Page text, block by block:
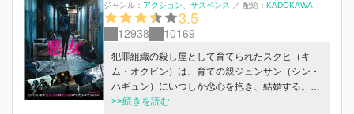
ジャンル： アクション サスペンス ／ 配給： KADOKAWA
3.5
12938 10169
犯罪組織の殺し屋として育てられたスクヒ（キ
ム・オクビン）は、育ての親ジュンサン（シン・
ハギュン）にいつしか恋心を抱き、結婚する。甘
い新婚生活に胸躍らせていた矢先、ジュンサンは
>>続きを読む